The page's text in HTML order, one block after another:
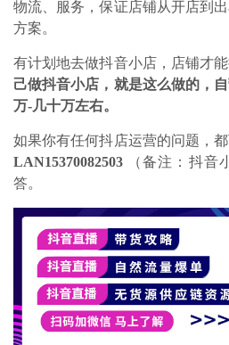
物流、服务，保证店铺从开店到
方案。
有计划地去做抖音小店，店铺才能
己做抖音小店，就是这么做的，
万-几十万左右。
如果你有任何抖店运营的问题，
LAN15370082503 （备注：抖音
答。